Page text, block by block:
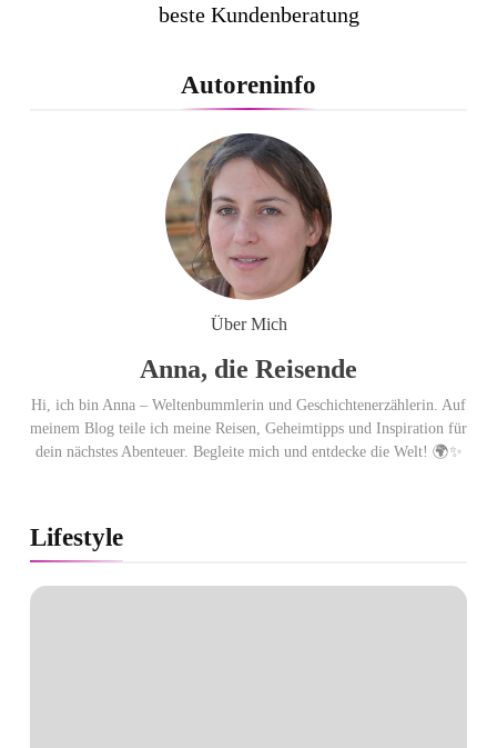
beste Kundenberatung
Studie sieht LCC zum siebten
Mal in Folge vorn
Cool down am Hintertuxer
Gletscher
Ägypten erleben mit Builder
Travel: sicher, persönlich und gut
begleitet
Autoreninfo
Über Mich
Anna, die Reisende
Hi, ich bin Anna – Weltenbummlerin und Geschichtenerzählerin. Auf
meinem Blog teile ich meine Reisen, Geheimtipps und Inspiration für
dein nächstes Abenteuer. Begleite mich und entdecke die Welt! 🌍✨
Lifestyle